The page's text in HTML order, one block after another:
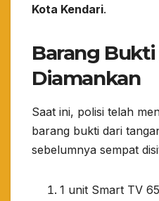
Kota Kendari.
Barang
Diamankan
​Saat ini, polisi telah
barang bukti dari
sebelumnya sempat
​1 unit Smart TV